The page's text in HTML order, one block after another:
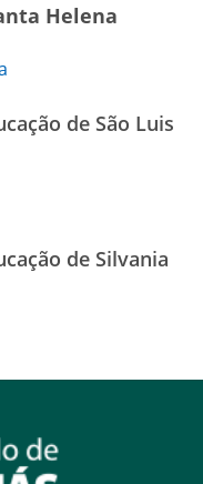
Helena
de São Luis
de Silvania